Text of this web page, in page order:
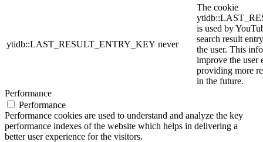
ytidb::LAST_RESULT_ENTRY_KEY never
The cookie
is used by
search result
the user. This
improve the user
providing more
in the future.
Performance
Performance
Performance cookies are used to understand and analyze the key
performance indexes of the website which helps in delivering a
better user experience for the visitors.